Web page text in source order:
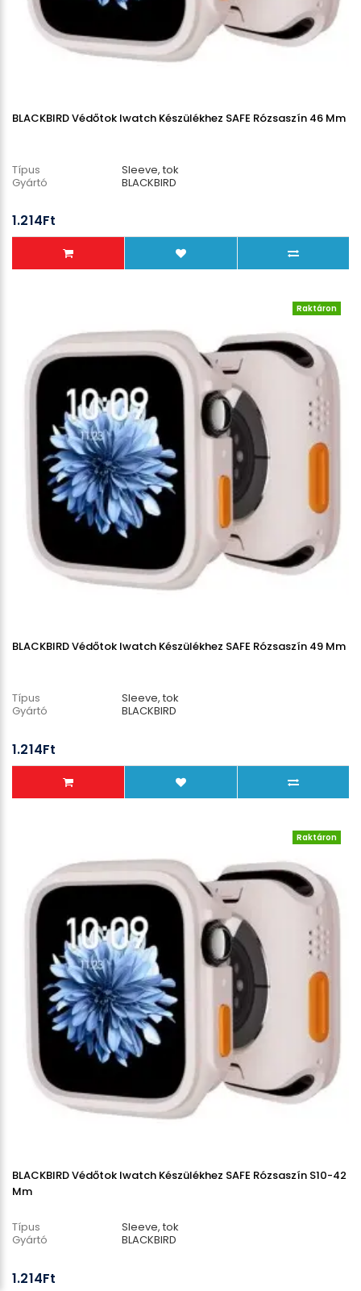
BLACKBIRD Védőtok Iwatch Készülékhez SAFE Rózsaszín 46 Mm
Típus
Sleeve, tok
Gyártó
BLACKBIRD
1.214Ft
Raktáron
BLACKBIRD Védőtok Iwatch Készülékhez SAFE Rózsaszín 49 Mm
Típus
Sleeve, tok
Gyártó
BLACKBIRD
1.214Ft
Raktáron
BLACKBIRD Védőtok Iwatch Készülékhez SAFE Rózsaszín S10-42
Mm
Típus
Sleeve, tok
Gyártó
BLACKBIRD
1.214Ft